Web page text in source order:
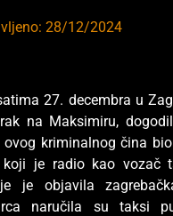
28/12/2024
27. decembra u
na Maksimiru,
kriminalnog čina
koji je radio kao vozač
je objavila
naručila su taksi